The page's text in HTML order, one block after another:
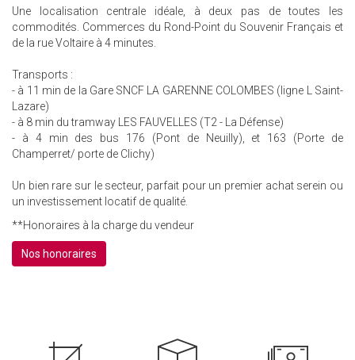
Une localisation centrale idéale, à deux pas de toutes les
commodités. Commerces du Rond-Point du Souvenir Français et
de la rue Voltaire à 4 minutes.
Transports :
- à 11 min de la Gare SNCF LA GARENNE COLOMBES (ligne L Saint-
Lazare)
- à 8 min du tramway LES FAUVELLES (T2 - La Défense)
- à 4 min des bus 176 (Pont de Neuilly), et 163 (Porte de
Champerret/ porte de Clichy)
Un bien rare sur le secteur, parfait pour un premier achat serein ou
un investissement locatif de qualité.
**Honoraires à la charge du vendeur
Nos honoraires